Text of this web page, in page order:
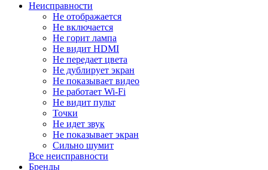
Неисправности
Не отображается
Не включается
Не горит лампа
Не видит HDMI
Не передает цвета
Не дублирует экран
Не показывает видео
Не работает Wi-Fi
Не видит пульт
Точки
Не идет звук
Не показывает экран
Сильно шумит
Все неисправности
Бренды